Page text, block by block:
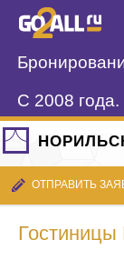
С 2008 года.
ОТПРАВИТЬ
Гостиницы